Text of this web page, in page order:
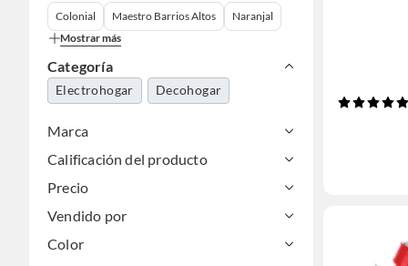
Colonial Maestro Barrios Altos
Naranjal
Mostrar más
Categoría
Electrohogar Decohogar
Marca
Calificación del producto
Precio
Vendido por
Color